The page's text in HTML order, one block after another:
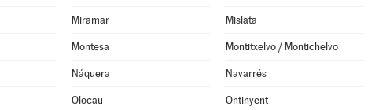
Miramar Mislata
Montesa Montitxelvo / Montichelvo
Náquera Navarrés
Olocau Ontinyent